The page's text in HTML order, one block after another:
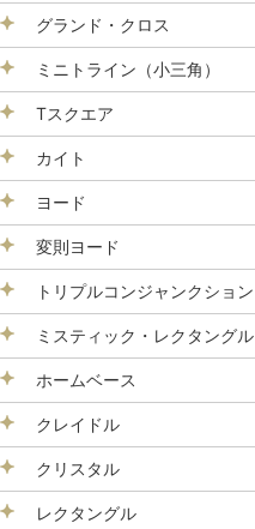
グランド・クロス
ミニトライン（小三角）
Tスクエア
カイト
ヨード
変則ヨード
トリプルコンジャンクション
ミスティック・レクタングル
ホームベース
クレイドル
クリスタル
レクタングル